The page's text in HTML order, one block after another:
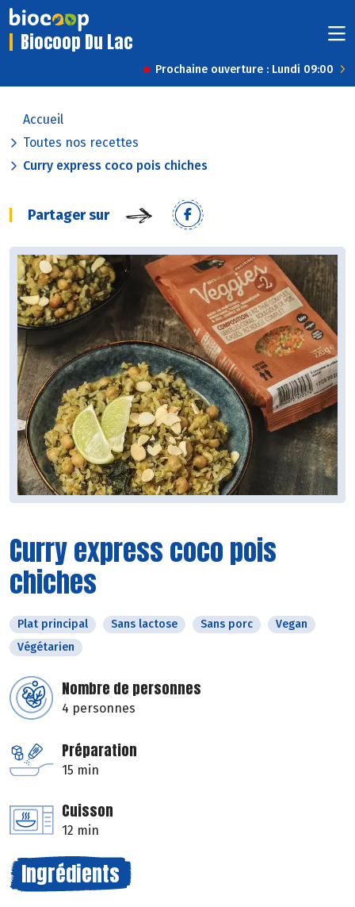
Biocoop Du Lac
Prochaine ouverture : Lundi 09:00
Accueil
Toutes nos recettes
Curry express coco pois chiches
Partager sur
Curry express coco pois
chiches
Plat principal Sans lactose Sans porc
Vegan
Végétarien
Nombre de personnes
4 personnes
Préparation
15 min
Cuisson
12 min
Ingrédients